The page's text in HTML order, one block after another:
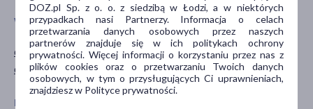
WIEK
dla młodzieży
dla dorosłych
TYP PRODUKTU
Dermokosmetyk
Kosmetyk
POSTAĆ
DOZ.pl Sp. z o. o. z siedzibą w Łodzi, a w niektórych
przypadkach nasi Partnerzy. Informacja o celach
przetwarzania danych osobowych przez naszych
partnerów znajduje się w ich politykach ochrony
prywatności. Więcej informacji o korzystaniu przez nas z
plików cookies oraz o przetwarzaniu Twoich danych
osobowych, w tym o przysługujących Ci uprawnieniach,
znajdziesz w Polityce prywatności.